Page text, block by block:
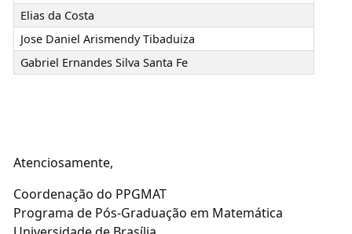
Elias da Costa
Jose Daniel Arismendy Tibaduiza
Gabriel Ernandes Silva Santa Fe
Atenciosamente,
Coordenação do PPGMAT
Programa de Pós-Graduação em Matemática